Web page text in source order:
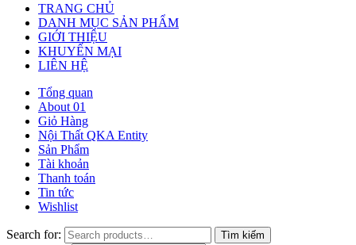
TRANG CHỦ
DANH MỤC SẢN PHẨM
GIỚI THIỆU
KHUYẾN MẠI
LIÊN HỆ
Tổng quan
About 01
Giỏ Hàng
Nội Thất QKA Entity
Sản Phẩm
Tài khoản
Thanh toán
Tin tức
Wishlist
Search for: Tìm kiếm